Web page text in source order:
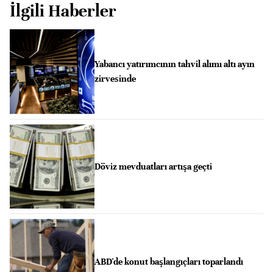
İlgili Haberler
Yabancı yatırımcının tahvil alımı altı ayın
zirvesinde
Döviz mevduatları artışa geçti
ABD'de konut başlangıçları toparlandı